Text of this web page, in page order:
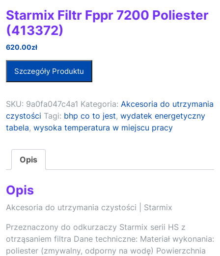
Starmix Filtr Fppr 7200 Poliester
(413372)
620.00zł
Szczegóły Produktu
SKU: 9a0fa047c4a1 Kategoria: Akcesoria do utrzymania
czystości Tagi: bhp co to jest, wydatek energetyczny
tabela, wysoka temperatura w miejscu pracy
Opis
Opis
Akcesoria do utrzymania czystości | Starmix
Przeznaczony do odkurzaczy Starmix serii HS z
otrząsaniem filtra Dane techniczne: Materiał wykonania:
poliester (zmywalny, odporny na wodę) Powierzchnia